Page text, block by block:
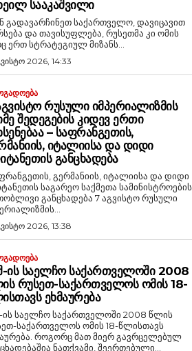
ᲡᲐᲐᲙᲐᲨᲕᲘᲚᲘ
გადავარჩინეთ საქართველო, დავიცავით
და თავისუფლება, რუსეთმა კი ომის
ერთ სტრატეგიულ მიზანს...
2026, 14:33
ᲠᲣᲡᲣᲚᲘ ᲘᲛᲞᲔᲠᲘᲐᲚᲘᲖᲛᲘᲡ
ᲨᲔᲓᲔᲒᲔᲑᲘᲡ ᲙᲘᲓᲔᲕ ᲔᲠᲗᲘ
– ᲡᲐᲤᲠᲐᲜᲒᲔᲗᲘᲡ,
ᲘᲢᲐᲚᲘᲘᲡᲐ ᲓᲐ ᲓᲘᲓᲘ
ᲒᲐᲜᲪᲮᲐᲓᲔᲑᲐ
გერმანიის, იტალიისა და დიდი
საგარეო საქმეთა სამინისტროების
განცხადება 7 აგვისტო რუსული
2026, 13:38
ᲘᲡ ᲡᲐᲔᲚᲩᲝ ᲡᲐᲥᲐᲠᲗᲕᲔᲚᲝᲨᲘ 2008
ᲠᲣᲡᲔᲗ-ᲡᲐᲥᲐᲠᲗᲕᲔᲚᲝᲡ ᲝᲛᲘᲡ 18-
ᲔᲮᲛᲐᲣᲠᲔᲑᲐ
ის საელჩო საქართველოში 2008 წლის
საქართველოს ომის 18-წლისთავს
მათ მიერ გავრცელებულ
ნათქვამი, შეერთებული...